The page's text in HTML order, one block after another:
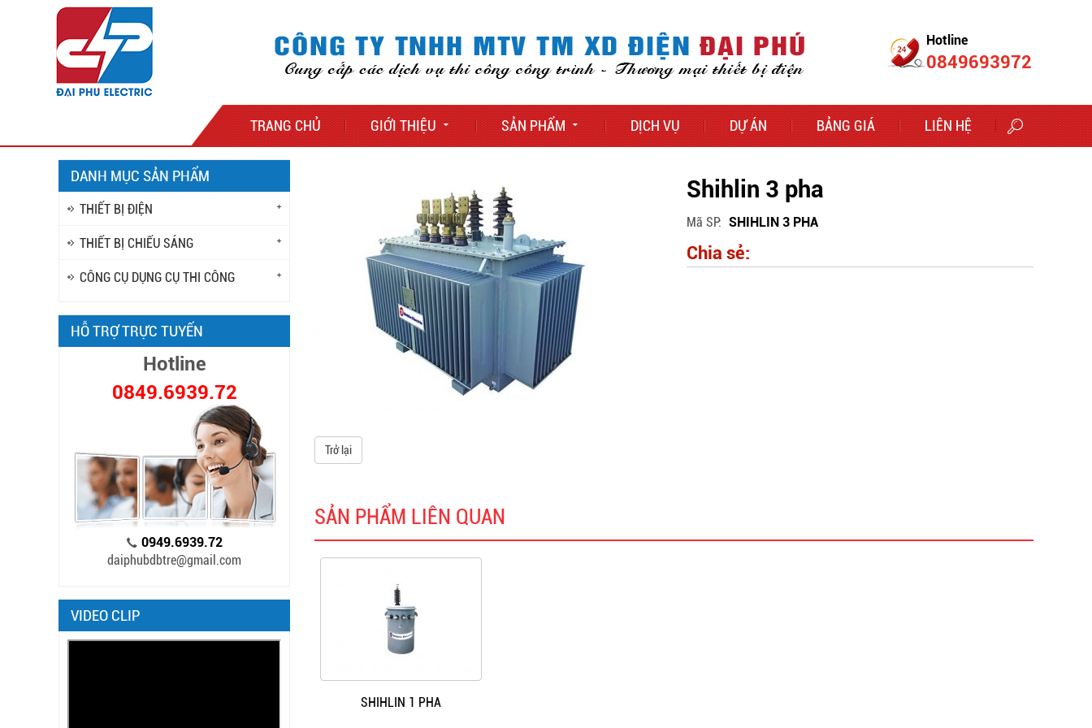
Hotline
0849693972
TRANG CHỦ GIỚI THIỆU SẢN PHẨM DỊCH VỤ DỰ ÁN BẢNG GIÁ LIÊN HỆ
Shihlin 3 pha
Mã SP SHIHLIN 3 PHA
Chia sẻ:
Trở lại
SẢN PHẨM LIÊN QUAN
SHIHLIN 1 PHA
DANH MỤC SẢN PHẨM
THIẾT BỊ ĐIỆN
THIẾT BỊ CHIẾU SÁNG
CÔNG CỤ DỤNG CỤ THI CÔNG
HỖ TRỢ TRỰC TUYẾN
Hotline
0849.6939.72
0949.6939.72
daiphubdbtre@gmail.com
VIDEO CLIP